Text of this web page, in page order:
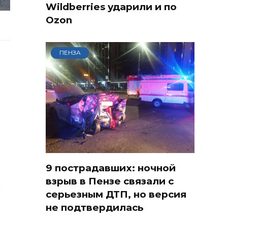
Wildberries ударили и по
Ozon
ПЕНЗА
9 пострадавших: ночной
взрыв в Пензе связали с
серьезным ДТП, но версия
не подтвердилась